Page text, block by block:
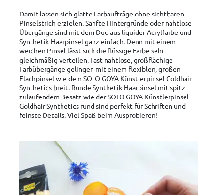
Damit lassen sich glatte Farbaufträge ohne sichtbaren
Pinselstrich erzielen. Sanfte Hintergründe oder nahtlose
Übergänge sind mit dem Duo aus liquider Acrylfarbe und
Synthetik-Haarpinsel ganz einfach. Denn mit einem
weichen Pinsel lässt sich die flüssige Farbe sehr
gleichmäßig verteilen. Fast nahtlose, großflächige
Farbübergänge gelingen mit einem flexiblen, großen
Flachpinsel wie dem SOLO GOYA Künstlerpinsel Goldhair
Synthetics breit. Runde Synthetik-Haarpinsel mit spitz
zulaufendem Besatz wie der SOLO GOYA Künstlerpinsel
Goldhair Synthetics rund sind perfekt für Schriften und
feinste Details. Viel Spaß beim Ausprobieren!